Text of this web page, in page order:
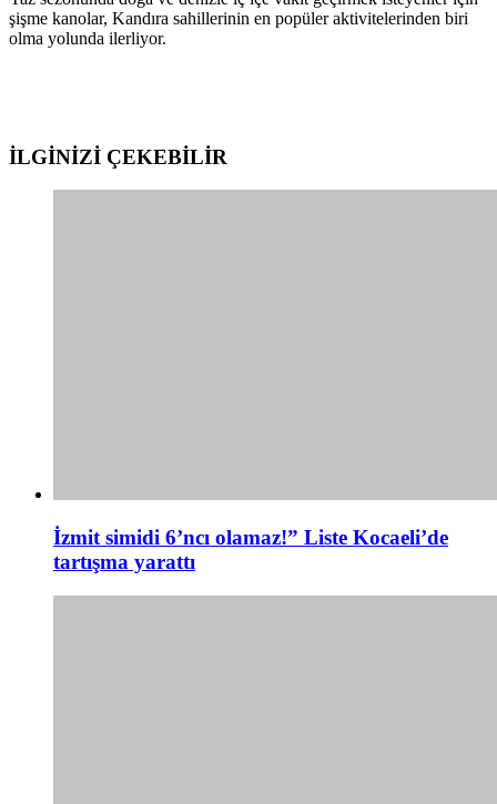
şişme kanolar, Kandıra sahillerinin en popüler aktivitelerinden biri
olma yolunda ilerliyor.
İLGİNİZİ ÇEKEBİLİR
İzmit simidi 6’ncı olamaz!” Liste Kocaeli’de
tartışma yarattı